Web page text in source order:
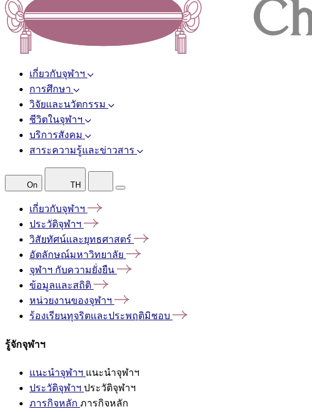
เกี่ยวกับจุฬาฯ
การศึกษา
วิจัยและนวัตกรรม
ชีวิตในจุฬาฯ
บริการสังคม
สาระความรู้และข่าวสาร
On TH
เกี่ยวกับจุฬาฯ
ประวัติจุฬาฯ
วิสัยทัศน์และยุทธศาสตร์
อัตลักษณ์มหาวิทยาลัย
จุฬาฯ กับความยั่งยืน
ข้อมูลและสถิติ
หน่วยงานของจุฬาฯ
ร้องเรียนทุจริตและประพฤติมิชอบ
รู้จักจุฬาฯ
แนะนำจุฬาฯ แนะนำจุฬาฯ
ประวัติจุฬาฯ ประวัติจุฬาฯ
ภารกิจหลัก ภารกิจหลัก